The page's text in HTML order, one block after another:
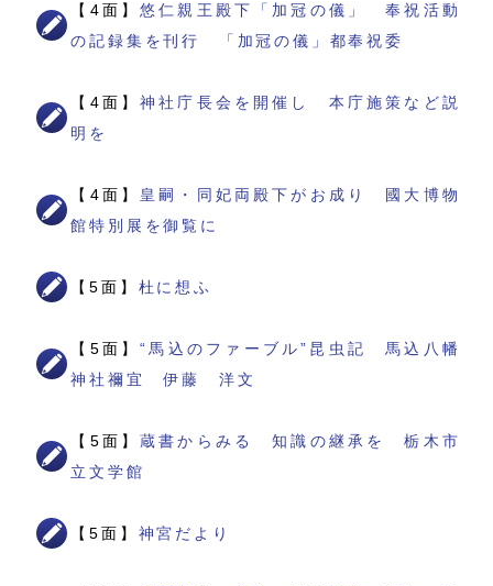
【4面】悠仁親王殿下「加冠の儀」 奉祝活動
の記録集を刊行 「加冠の儀」都奉祝委
【4面】神社庁長会を開催し 本庁施策など説
明を
【4面】 皇嗣・同妃両殿下がお成り 國大博物
館特別展を御覧に
【5面】 杜に想ふ
【5面】“馬込のファーブル”昆虫記 馬込八幡
神社禰宜 伊藤 洋文
【5面】蔵書からみる 知識の継承を 栃木市
立文学館
【5面】 神宮だより